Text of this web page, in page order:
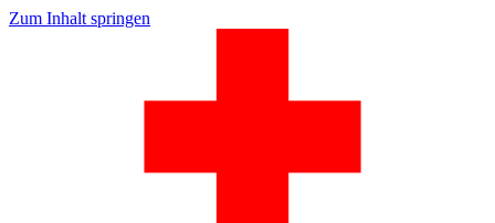
Zum Inhalt springen